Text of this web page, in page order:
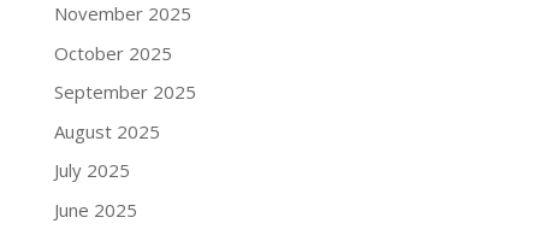
November 2025
October 2025
September 2025
August 2025
July 2025
June 2025